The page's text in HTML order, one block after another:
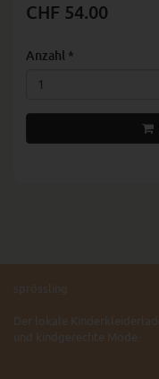
CHF 54.00
Anzahl *